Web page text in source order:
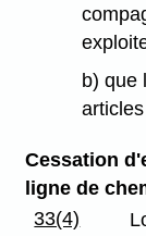
b) que
Cessation
ligne de
33(4)